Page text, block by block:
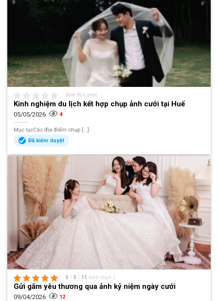
Rate this post
Kinh nghiệm du lịch kết hợp chụp ảnh cưới tại Huế
05/05/2026 4
Mục lụcCác địa điểm chụp [...]
Đã kiểm duyệt
5 / 5 ( 11 bình chọn )
Gửi gắm yêu thương qua ảnh kỷ niệm ngày cưới
09/04/2026 12